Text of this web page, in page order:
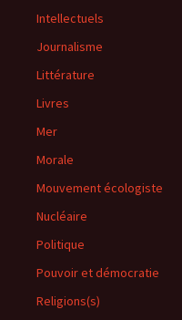
Intellectuels
Journalisme
Littérature
Livres
Mer
Morale
Mouvement écologiste
Nucléaire
Politique
Pouvoir et démocratie
Religions(s)